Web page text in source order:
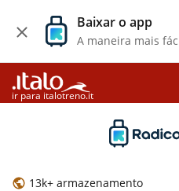
Baixar o app
A maneira mais
ir para italotreno.it
13k+ armazenamento